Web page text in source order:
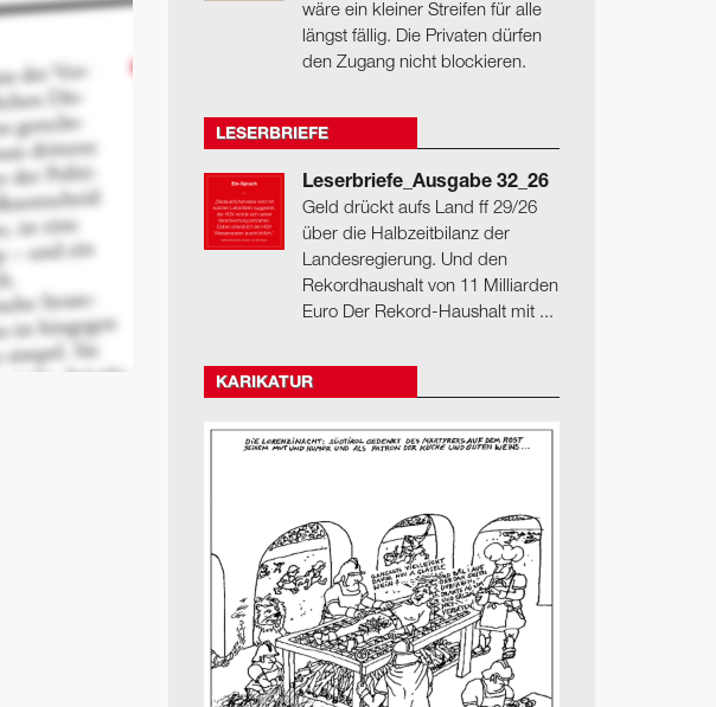
wäre ein kleiner Streifen für alle
längst fällig. Die Privaten dürfen
den Zugang nicht blockieren.
LESERBRIEFE
Leserbriefe_Ausgabe 32_26
Geld drückt aufs Land ff 29/26
über die Halbzeitbilanz der
Landesregierung. Und den
Rekordhaushalt von 11 Milliarden
Euro Der Rekord-Haushalt mit ...
KARIKATUR